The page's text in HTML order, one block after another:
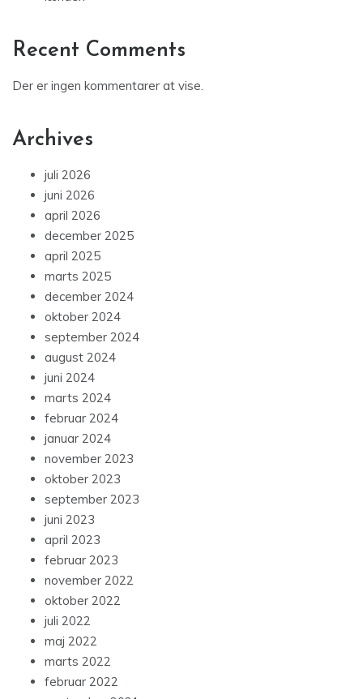
Recent Comments
Der er ingen kommentarer at vise.
Archives
juli 2026
juni 2026
april 2026
december 2025
april 2025
marts 2025
december 2024
oktober 2024
september 2024
august 2024
juni 2024
marts 2024
februar 2024
januar 2024
november 2023
oktober 2023
september 2023
juni 2023
april 2023
februar 2023
november 2022
oktober 2022
juli 2022
maj 2022
marts 2022
februar 2022